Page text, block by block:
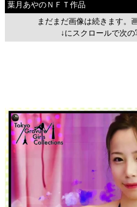
葉月あやのＮＦＴ作品
まだまだ画像は続きます。
↓にスクロールで次の